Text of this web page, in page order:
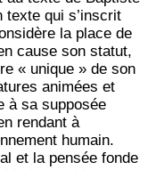
texte qui s’inscrit
la place de
cause son statut,
« unique » de son
animées et
à sa supposée
rendant à
humain.
et la pensée fonde